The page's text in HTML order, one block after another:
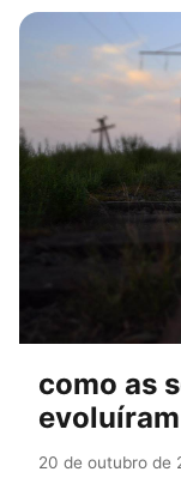
como as
20 de outubro de